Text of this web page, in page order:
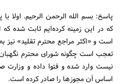
پاسخ: بسم الله الرحمن الرحیم. اولا
که در این زمینه کرده‌ایم ثابت شده
است و «اکثر مراجع محترم تقلید» نیز
تعجب است چگونه شورای محترم
نیست وارد شده و فتوا داده و وزارت
اساس آن مجوزها را صادر کرده است.